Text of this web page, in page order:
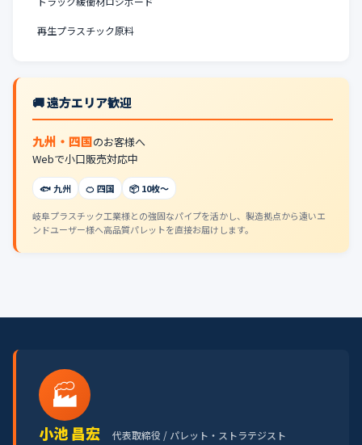
再生プラスチック原料
🚚 遠方エリア歓迎
九州・四国のお客様へ
Webで小口販売対応中
🐟 九州 🍊 四国 📦 10枚〜
岐阜プラスチック工業様との強固なパイプを活かし、製造拠点から遠いエ
ンドユーザー様へ高品質パレットを直接お届けします。
🏭
小池 昌宏 代表取締役 / パレット・ストラテジスト